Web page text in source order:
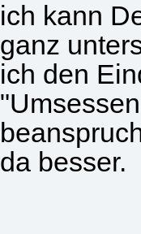
ich kann
ganz
ich den
da besser.